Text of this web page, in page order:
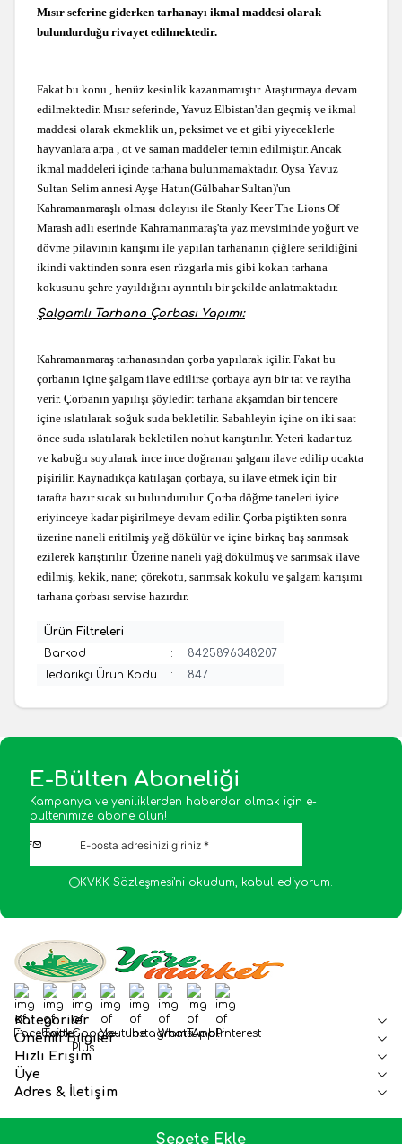
Sepete Ekle
Mısır seferine giderken tarhanayı ikmal maddesi olarak
bulundurduğu rivayet edilmektedir.
Fakat bu konu , henüz kesinlik kazanmamıştır. Araştırmaya devam
edilmektedir. Mısır seferinde, Yavuz Elbistan'dan geçmiş ve ikmal
maddesi olarak ekmeklik un, peksimet ve et gibi yiyeceklerle
hayvanlara arpa , ot ve saman maddeler temin edilmiştir. Ancak
ikmal maddeleri içinde tarhana bulunmamaktadır. Oysa Yavuz
Sultan Selim annesi Ayşe Hatun(Gülbahar Sultan)'un
Kahramanmaraşlı olması dolayısı ile Stanly Keer The Lions Of
Marash adlı eserinde Kahramanmaraş'ta yaz mevsiminde yoğurt ve
dövme pilavının karışımı ile yapılan tarhananın çiğlere serildiğini
ikindi vaktinden sonra esen rüzgarla mis gibi kokan tarhana
kokusunu şehre yayıldığını ayrıntılı bir şekilde anlatmaktadır.
Şalgamlı Tarhana Çorbası Yapımı:
Kahramanmaraş tarhanasından çorba yapılarak içilir. Fakat bu
çorbanın içine şalgam ilave edilirse çorbaya ayrı bir tat ve rayiha
verir. Çorbanın yapılışı şöyledir: tarhana akşamdan bir tencere
içine ıslatılarak soğuk suda bekletilir. Sabahleyin içine on iki saat
önce suda ıslatılarak bekletilen nohut karıştırılır. Yeteri kadar tuz
ve kabuğu soyularak ince ince doğranan şalgam ilave edilip ocakta
pişirilir. Kaynadıkça katılaşan çorbaya, su ilave etmek için bir
tarafta hazır sıcak su bulundurulur. Çorba döğme taneleri iyice
eriyinceye kadar pişirilmeye devam edilir. Çorba piştikten sonra
üzerine naneli eritilmiş yağ dökülür ve içine birkaç baş sarımsak
ezilerek karıştırılır. Üzerine naneli yağ dökülmüş ve sarımsak ilave
edilmiş, kekik, nane; çörekotu, sarımsak kokulu ve şalgam karışımı
tarhana çorbası servise hazırdır.
Ürün Filtreleri
Barkod
:
8425896348207
Tedarikçi Ürün Kodu
: 847
E-Bülten Aboneliği
Kampanya ve yeniliklerden haberdar olmak için e-
bültenimize abone olun!
KVKK Sözleşmesi'ni okudum, kabul ediyorum.
Facebook
TwitterGoogle-Plus
YoutubeInstagram
WhatsApp
TumblrPinterest
Kategoriler
Önemli Bilgiler
Hızlı Erişim
Üye
Adres & İletişim